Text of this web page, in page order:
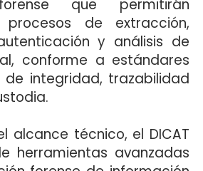
que permitirán
de extracción,
y análisis de
conforme a estándares
de integridad, trazabilidad
alcance técnico, el DICAT
herramientas avanzadas